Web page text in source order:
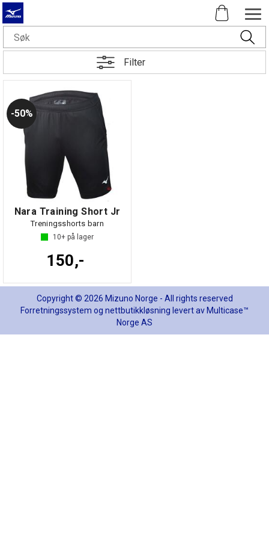
Filter
50%
Nara Training Short Jr
Treningsshorts barn
10+ på lager
150,-
Copyright © 2026 Mizuno Norge - All rights reserved
Forretningssystem og nettbutikkløsning levert av Multicase™
Norge AS